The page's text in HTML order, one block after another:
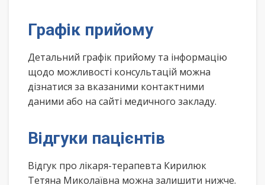
Графік прийому
Детальний графік прийому та інформацію
щодо можливості консультацій можна
дізнатися за вказаними контактними
даними або на сайті медичного закладу.
Відгуки пацієнтів
Відгук про лікаря-терапевта Кирилюк
Тетяна Миколаївна можна залишити нижче.